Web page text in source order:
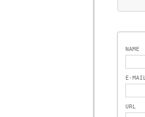
NAME
E-MAIL
URL